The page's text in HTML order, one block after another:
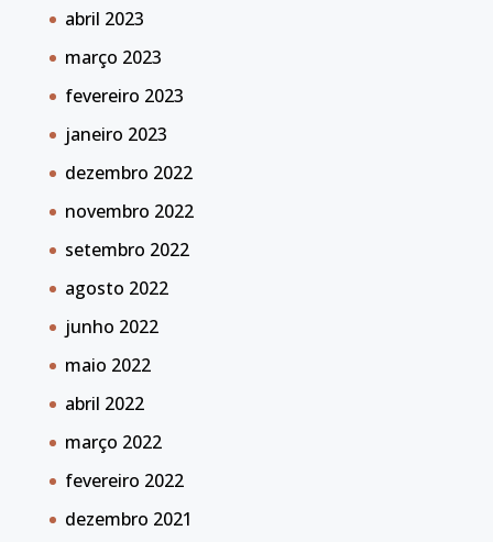
abril 2023
março 2023
fevereiro 2023
janeiro 2023
dezembro 2022
novembro 2022
setembro 2022
agosto 2022
junho 2022
maio 2022
abril 2022
março 2022
fevereiro 2022
dezembro 2021